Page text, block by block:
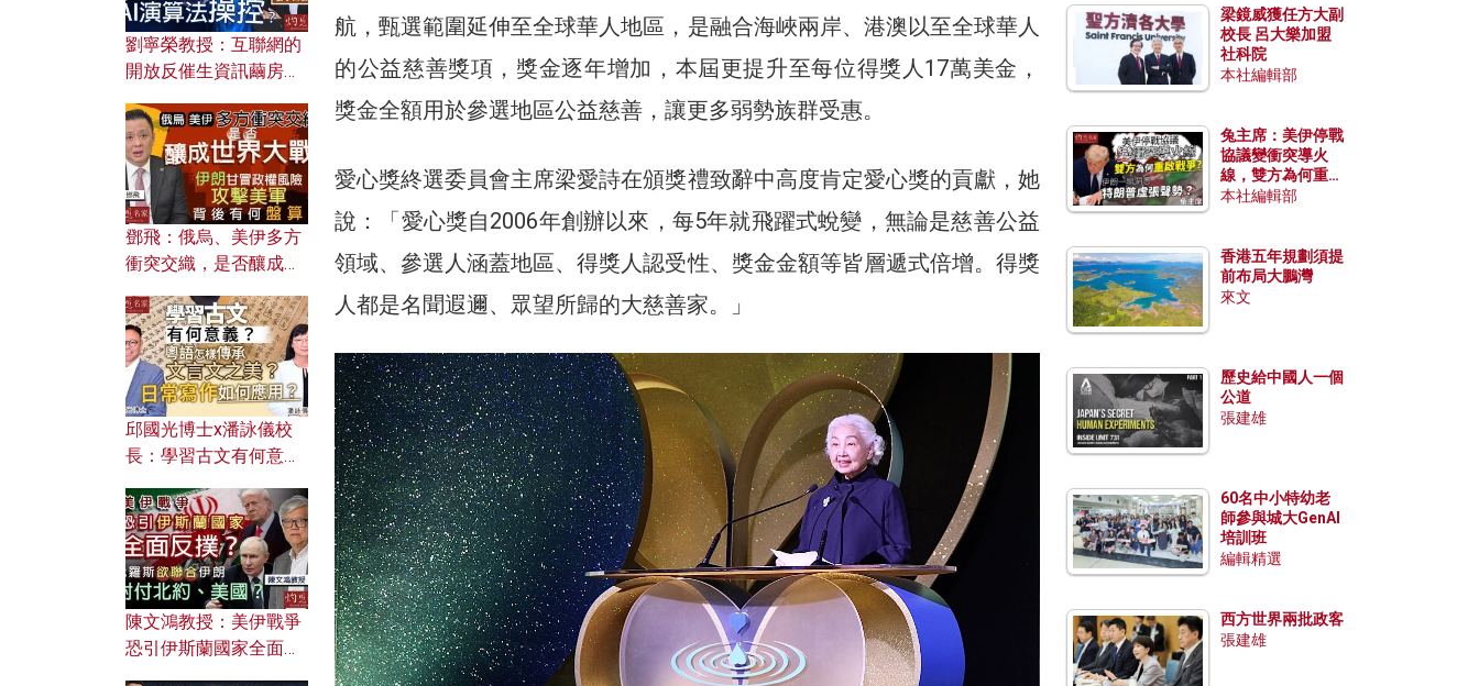
航，甄選範圍延伸至全球華人地區，是融合海峽兩岸、港澳以至全球華人
的公益慈善獎項，獎金逐年增加，本屆更提升至每位得獎人17萬美金，
獎金全額用於參選地區公益慈善，讓更多弱勢族群受惠。
愛心獎終選委員會主席梁愛詩在頒獎禮致辭中高度肯定愛心獎的貢獻，她
說：「愛心獎自2006年創辦以來，每5年就飛躍式蛻變，無論是慈善公益
領域、參選人涵蓋地區、得獎人認受性、獎金金額等皆層遞式倍增。得獎
人都是名聞遐邇、眾望所歸的大慈善家。」
劉寧榮教授：互聯網的
開放反催生資訊繭房，
何避免遭AI演算法操
控？
鄧飛：俄烏、美伊多方
衝突交織，是否釀成世
風險攻擊美軍，背後有
何盤算？
邱國光博士x潘詠儀校
長：學習古文有何意
文之美？ 日常寫作如何
應用？
陳文鴻教授：美伊戰爭
恐引伊斯蘭國家全面反
梁鏡威獲任方大副
校長 呂大樂加盟
社科院
本社編輯部
兔主席：美伊停戰
協議變衝突導火
線，雙方為何重啟
戰爭？伊朗一早洞
本社編輯部
香港五年規劃須提
前布局大鵬灣
來文
歷史給中國人一個
公道
張建雄
60名中小特幼老
師參與城大GenAI
培訓班
編輯精選
西方世界兩批政客
張建雄